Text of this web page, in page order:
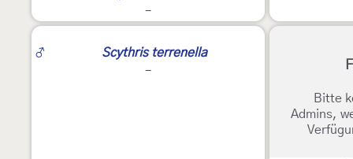
-
♂ Scythris terrenella
-
Bitte
Admins,